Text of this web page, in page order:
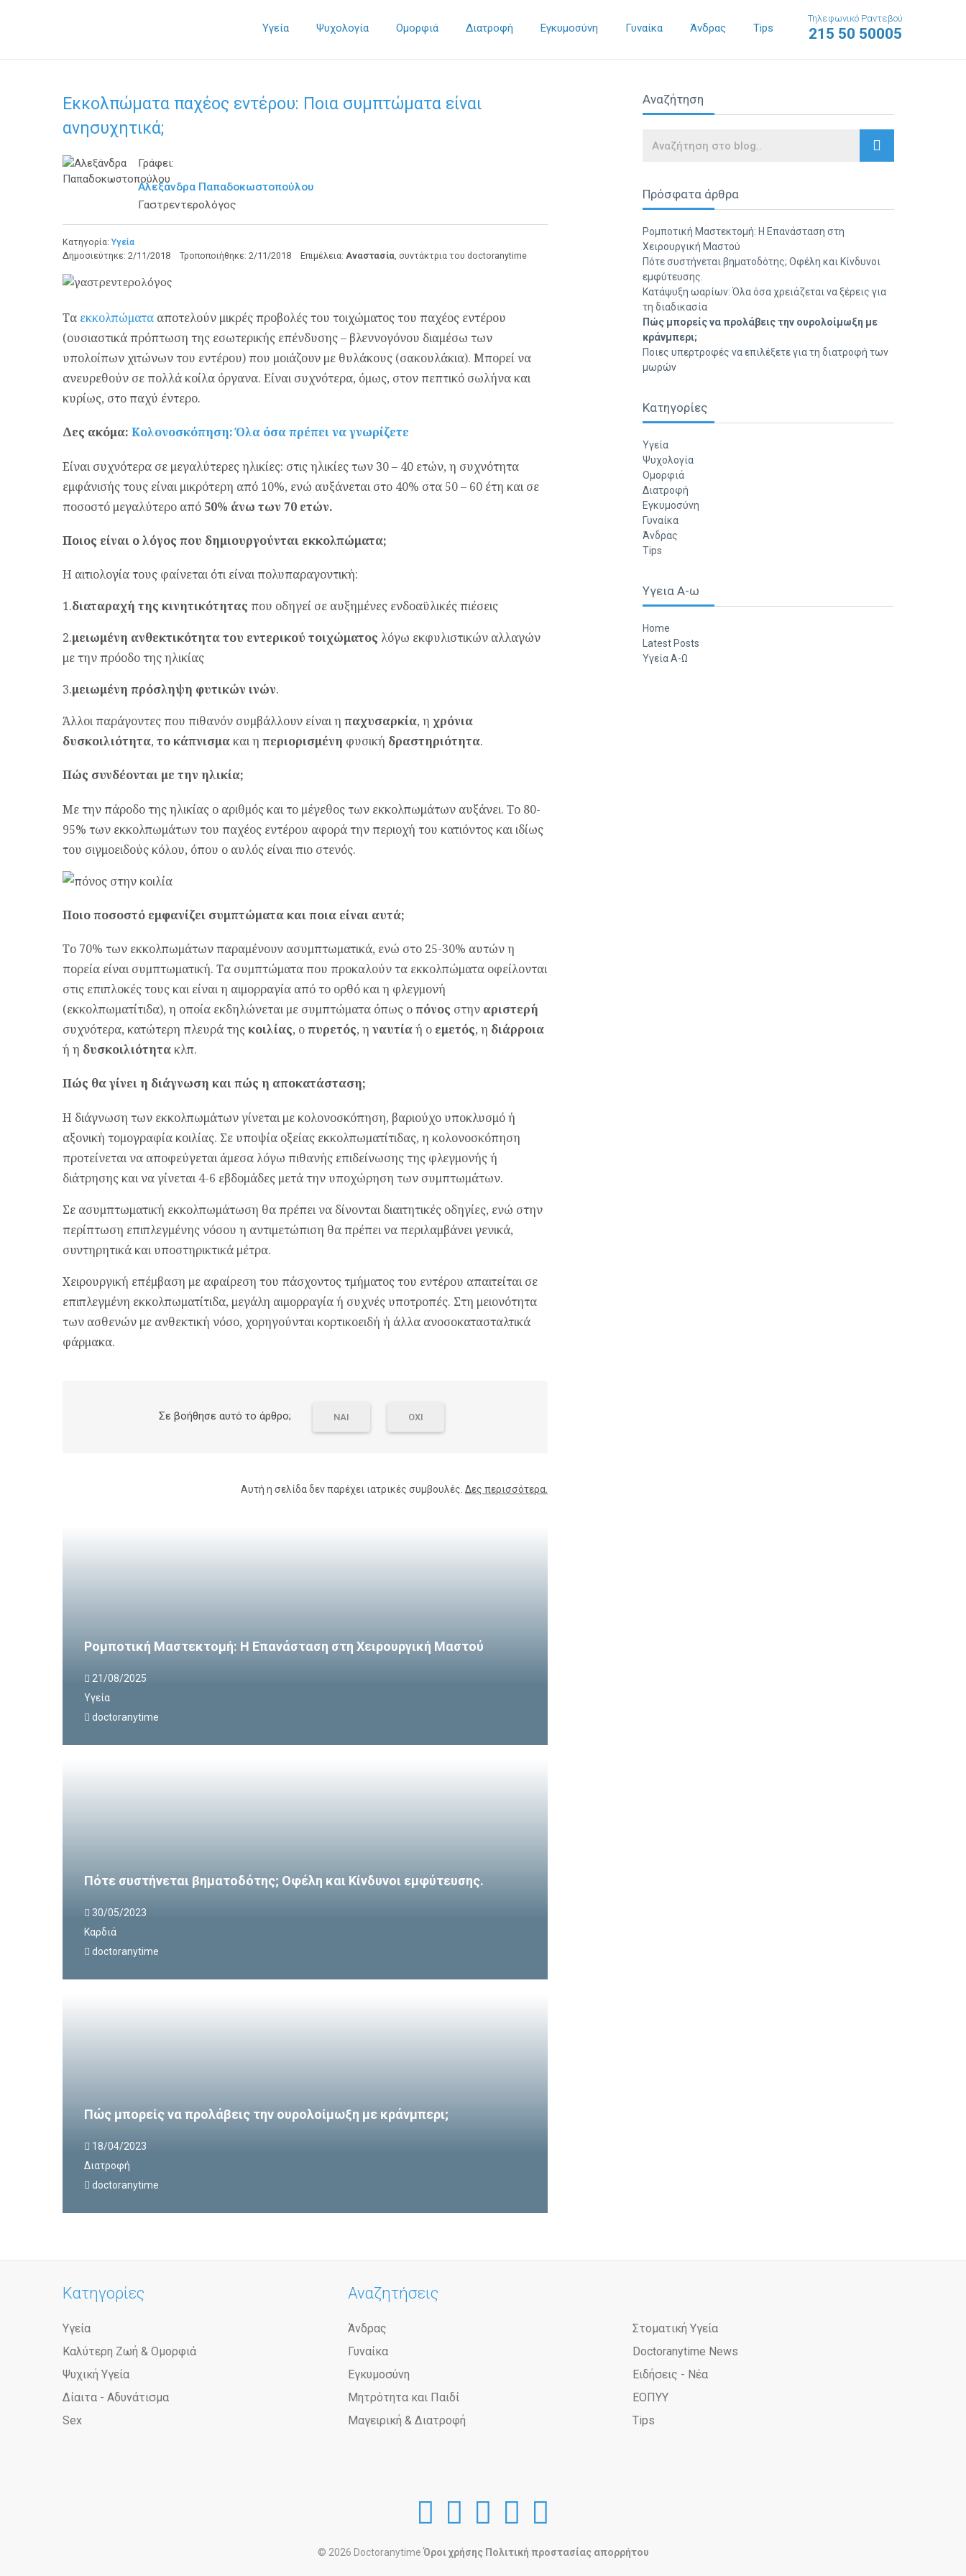
Υγεία Ψυχολογία Ομορφιά Διατροφή Εγκυμοσύνη Γυναίκα Άνδρας Tips
Τηλεφωνικό Ραντεβού
215 50 50005
Εκκολπώματα παχέος εντέρου: Ποια συμπτώματα είναι
ανησυχητικά;
Γράφει:
Αλεξάνδρα Παπαδοκωστοπούλου
Γαστρεντερολόγος
Κατηγορία: Υγεία
Δημοσιεύτηκε: 2/11/2018 Τροποποιήθηκε: 2/11/2018 Επιμέλεια: Αναστασία, συντάκτρια του doctoranytime
Τα εκκολπώματα αποτελούν μικρές προβολές του τοιχώματος του παχέος εντέρου
(ουσιαστικά πρόπτωση της εσωτερικής επένδυσης – βλεννογόνου διαμέσω των
υπολοίπων χιτώνων του εντέρου) που μοιάζουν με θυλάκους (σακουλάκια). Μπορεί να
ανευρεθούν σε πολλά κοίλα όργανα. Είναι συχνότερα, όμως, στον πεπτικό σωλήνα και
κυρίως, στο παχύ έντερο.
Δες ακόμα: Κολονοσκόπηση: Όλα όσα πρέπει να γνωρίζετε
Είναι συχνότερα σε μεγαλύτερες ηλικίες: στις ηλικίες των 30 – 40 ετών, η συχνότητα
εμφάνισής τους είναι μικρότερη από 10%, ενώ αυξάνεται στο 40% στα 50 – 60 έτη και σε
ποσοστό μεγαλύτερο από 50% άνω των 70 ετών.
Ποιος είναι ο λόγος που δημιουργούνται εκκολπώματα;
Η αιτιολογία τους φαίνεται ότι είναι πολυπαραγοντική:
1.διαταραχή της κινητικότητας που οδηγεί σε αυξημένες ενδοαϋλικές πιέσεις
2.μειωμένη ανθεκτικότητα του εντερικού τοιχώματος λόγω εκφυλιστικών αλλαγών
με την πρόοδο της ηλικίας
3.μειωμένη πρόσληψη φυτικών ινών.
Άλλοι παράγοντες που πιθανόν συμβάλλουν είναι η παχυσαρκία, η χρόνια
δυσκοιλιότητα, το κάπνισμα και η περιορισμένη φυσική δραστηριότητα.
Πώς συνδέονται με την ηλικία;
Με την πάροδο της ηλικίας ο αριθμός και το μέγεθος των εκκολπωμάτων αυξάνει. Το 80-
95% των εκκολπωμάτων του παχέος εντέρου αφορά την περιοχή του κατιόντος και ιδίως
του σιγμοειδούς κόλου, όπου ο αυλός είναι πιο στενός.
Ποιο ποσοστό εμφανίζει συμπτώματα και ποια είναι αυτά;
Το 70% των εκκολπωμάτων παραμένουν ασυμπτωματικά, ενώ στο 25-30% αυτών η
πορεία είναι συμπτωματική. Τα συμπτώματα που προκαλούν τα εκκολπώματα οφείλονται
στις επιπλοκές τους και είναι η αιμορραγία από το ορθό και η φλεγμονή
(εκκολπωματίτιδα), η οποία εκδηλώνεται με συμπτώματα όπως οπόνος στην αριστερή
συχνότερα, κατώτερη πλευρά της κοιλίας, oπυρετός, η ναυτίαή ο εμετός, η διάρροια
ή η δυσκοιλιότητα κλπ.
Πώς θα γίνει η διάγνωση και πώς η αποκατάσταση;
Η διάγνωση των εκκολπωμάτων γίνεται με κολονοσκόπηση, βαριούχο υποκλυσμό ή
αξονική τομογραφία κοιλίας. Σε υποψία οξείας εκκολπωματίτιδας, η κολονοσκόπηση
προτείνεται να αποφεύγεται άμεσα λόγω πιθανής επιδείνωσης της φλεγμονής ή
διάτρησης και να γίνεται 4-6 εβδομάδες μετά την υποχώρηση των συμπτωμάτων.
Σε ασυμπτωματική εκκολπωμάτωση θα πρέπει να δίνονται διαιτητικές οδηγίες, ενώ στην
περίπτωση επιπλεγμένης νόσου η αντιμετώπιση θα πρέπει να περιλαμβάνει γενικά,
συντηρητικά και υποστηρικτικά μέτρα.
Χειρουργική επέμβαση με αφαίρεση του πάσχοντος τμήματος του εντέρου απαιτείται σε
επιπλεγμένη εκκολπωματίτιδα, μεγάλη αιμορραγία ή συχνές υποτροπές. Στη μειονότητα
των ασθενών με ανθεκτική νόσο, χορηγούνται κορτικοειδή ή άλλα ανοσοκατασταλτικά
φάρμακα.
Σε βοήθησε αυτό το άρθρο; ΝΑΙ ΟΧΙ
Αυτή η σελίδα δεν παρέχει ιατρικές συμβουλές. Δες περισσότερα.
Ρομποτική Μαστεκτομή: Η Επανάσταση στη Χειρουργική Μαστού
21/08/2025
Υγεία
doctoranytime
Πότε συστήνεται βηματοδότης; Οφέλη και Κίνδυνοι εμφύτευσης.
30/05/2023
Καρδιά
doctoranytime
Πώς μπορείς να προλάβεις την ουρολοίμωξη με κράνμπερι;
18/04/2023
Διατροφή
doctoranytime
Αναζήτηση
Search
Πρόσφατα άρθρα
Ρομποτική Μαστεκτομή: Η Επανάσταση στη
Χειρουργική Μαστού
Πότε συστήνεται βηματοδότης; Οφέλη και Κίνδυνοι
εμφύτευσης.
Κατάψυξη ωαρίων: Όλα όσα χρειάζεται να ξέρεις για
τη διαδικασία
Πώς μπορείς να προλάβεις την ουρολοίμωξη με
κράνμπερι;
Ποιες υπερτροφές να επιλέξετε για τη διατροφή των
μωρών
Κατηγορίες
Υγεία
Ψυχολογία
Ομορφιά
Διατροφή
Εγκυμοσύνη
Γυναίκα
Άνδρας
Tips
Υγεια Α-ω
Home
Latest Posts
Υγεία Α-Ω
Κατηγορίες
Υγεία
Καλύτερη Ζωή & Ομορφιά
Ψυχική Υγεία
Δίαιτα - Αδυνάτισμα
Sex
Αναζητήσεις
Άνδρας
Γυναίκα
Εγκυμοσύνη
Μητρότητα και Παιδί
Μαγειρική & Διατροφή
Στοματική Υγεία
Doctoranytime News
Ειδήσεις - Νέα
ΕΟΠΥΥ
Tips
DoctorAnyTime
at
DoctorAnyTime
at
DoctorAnyTime
at
DoctorAnyTime
at
DoctorAnyTime
at
© 2026 DoctoranytimeΌροι χρήσης Πολιτική προστασίας απορρήτου